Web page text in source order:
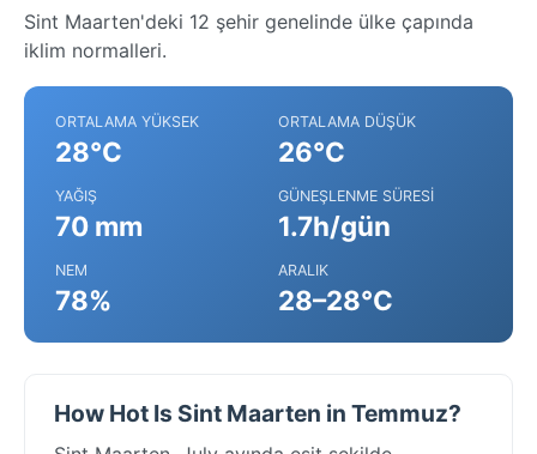
Sint Maarten'deki 12 şehir genelinde ülke çapında
iklim normalleri.
ORTALAMA YÜKSEK
28°C
ORTALAMA DÜŞÜK
26°C
YAĞIŞ
70 mm
GÜNEŞLENME SÜRESI
1.7h/gün
NEM
78%
ARALIK
28–28°C
How Hot Is Sint Maarten in Temmuz?